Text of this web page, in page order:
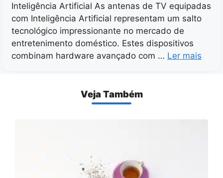
Inteligência Artificial As antenas de TV equipadas
com Inteligência Artificial representam um salto
tecnológico impressionante no mercado de
entretenimento doméstico. Estes dispositivos
combinam hardware avançado com … Ler mais
Veja Também